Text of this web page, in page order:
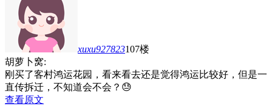
xuxu927823107楼
胡萝卜窝:
刚买了客村鸿运花园，看来看去还是觉得鸿运比较好，但是一
直传拆迁，不知道会不会？😓
查看原文